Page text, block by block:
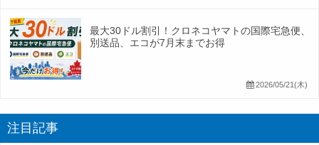
最大30ドル割引！クロネコヤマトの国際宅急便、
別送品、エコが7月末までお得
2026/05/21(木)
注目記事